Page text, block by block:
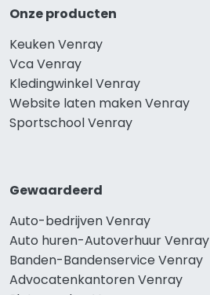
Onze producten
Keuken Venray
Vca Venray
Kledingwinkel Venray
Website laten maken Venray
Sportschool Venray
Gewaardeerd
Auto-bedrijven Venray
Auto huren-Autoverhuur Venray
Banden-Bandenservice Venray
Advocatenkantoren Venray